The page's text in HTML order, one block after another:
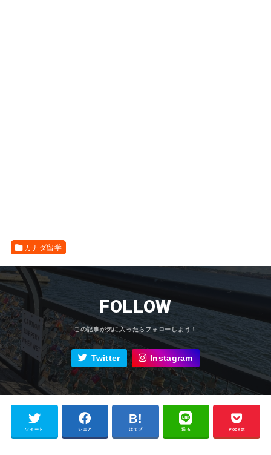
カナダ留学
FOLLOW
Twitter Instagram
ツイート シェア はてブ 送る Pocket